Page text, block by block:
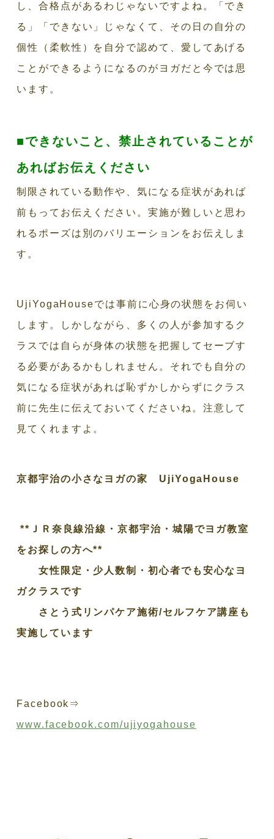
し、合格点があるわじゃないですよね。「でき
る」「できない」じゃなくて、その日の自分の
個性（柔軟性）を自分で認めて、愛してあげる
ことができるようになるのがヨガだと今では思
います。
■できないこと、禁止されていることが
あればお伝えください
制限されている動作や、気になる症状があれば
前もってお伝えください。実施が難しいと思わ
れるポーズは別のバリエーションをお伝えしま
す。
UjiYogaHouseでは事前に心身の状態をお伺い
します。しかしながら、多くの人が参加するク
ラスでは自らが身体の状態を把握してセーブす
る必要があるかもしれません。それでも自分の
気になる症状があれば恥ずかしからずにクラス
前に先生に伝えておいてくださいね。注意して
見てくれますよ。
京都宇治の小さなヨガの家 UjiYogaHouse
**ＪＲ奈良線沿線・京都宇治・城陽でヨガ教室
をお探しの方へ**
女性限定・少人数制・初心者でも安心なヨ
ガクラスです
さとう式リンパケア施術/セルフケア講座も
実施しています
Facebook⇒
www.facebook.com/ujiyogahouse